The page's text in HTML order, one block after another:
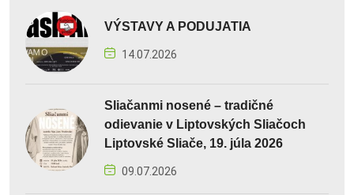
VÝSTAVY A PODUJATIA
14.07.2026
Sliačanmi nosené – tradičné
odievanie v Liptovských Sliačoch
Liptovské Sliače, 19. júla 2026
09.07.2026